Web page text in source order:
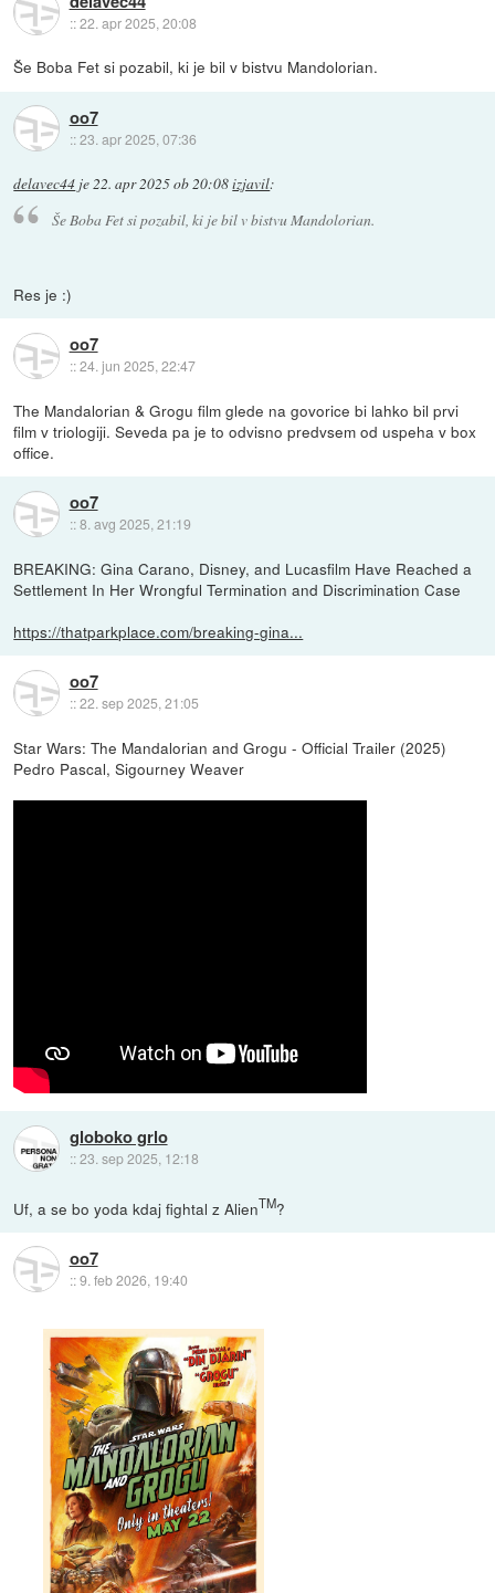
::22. apr 2025, 20:08
Še Boba Fet si pozabil, ki je bil v bistvu Mandolorian.
oo7
::23. apr 2025, 07:36
delavec44 je 22. apr 2025 ob 20:08izjavil:
Še Boba Fet si pozabil, ki je bil v bistvu Mandolorian.
Res je :)
oo7
::24. jun 2025, 22:47
The Mandalorian & Grogu film glede na govorice bi lahko bil prvi
film v triologiji. Seveda pa je to odvisno predvsem od uspeha v box
office.
oo7
::8. avg 2025, 21:19
BREAKING: Gina Carano, Disney, and Lucasfilm Have Reached a
Settlement In Her Wrongful Termination and Discrimination Case
https://thatparkplace.com/breaking-gina...
oo7
::22. sep 2025, 21:05
Star Wars: The Mandalorian and Grogu - Official Trailer (2025)
Pedro Pascal, Sigourney Weaver
globoko grlo
::23. sep 2025, 12:18
Uf, a se bo yoda kdaj fightal z AlienTM?
oo7
::9. feb 2026, 19:40